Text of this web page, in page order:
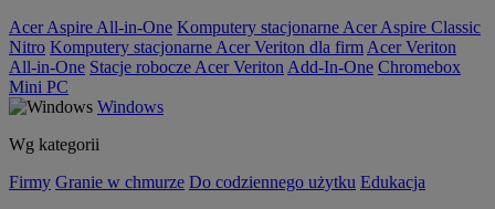
Acer Aspire All-in-One Komputery stacjonarne Acer Aspire Classic
Nitro Komputery stacjonarne Acer Veriton dla firm Acer Veriton
All-in-One Stacje robocze Acer Veriton Add-In-One Chromebox
Mini PC
Windows
Wg kategorii
Firmy Granie w chmurze Do codziennego użytku Edukacja